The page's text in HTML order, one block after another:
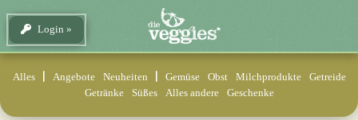
Login
Alles Angebote Neuheiten Gemüse Obst Milchprodukte
Getreide
Getränke
Süßes Alles andere Geschenke